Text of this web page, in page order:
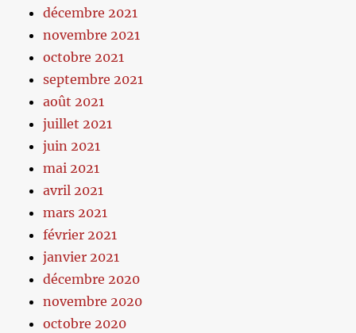
décembre 2021
novembre 2021
octobre 2021
septembre 2021
août 2021
juillet 2021
juin 2021
mai 2021
avril 2021
mars 2021
février 2021
janvier 2021
décembre 2020
novembre 2020
octobre 2020